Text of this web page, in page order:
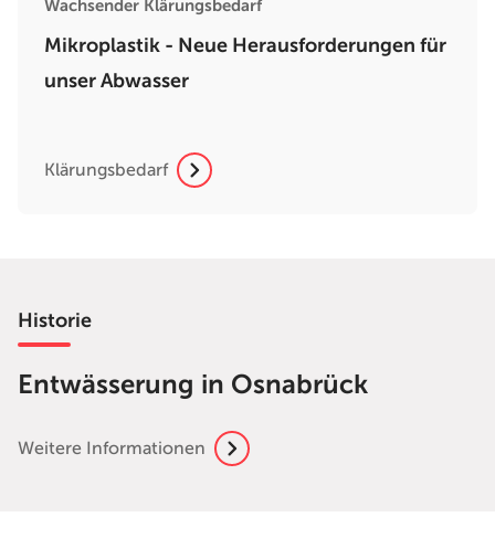
Wachsender Klärungsbedarf
Mikroplastik - Neue Herausforderungen für
unser Abwasser
Klärungsbedarf
Historie
Entwässerung in Osnabrück
Weitere Informationen